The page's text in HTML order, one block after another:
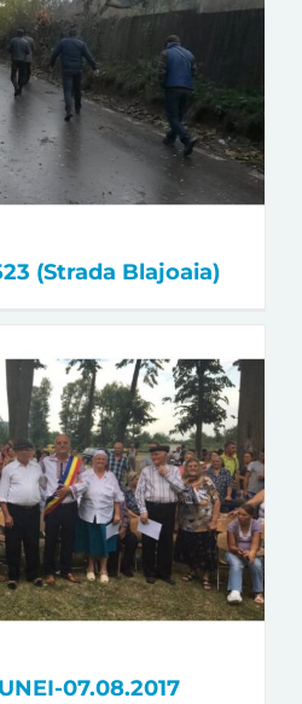
(Strada Blajoaia)
07.08.2017